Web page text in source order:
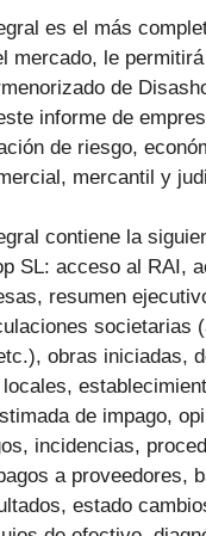
es el más
mercado, le
de
informe de
de riesgo,
mercantil y
contiene la
SL: acceso al RAI,
resumen
societarias
obras iniciadas,
de impago,
incidencias,
a proveedores,
estado